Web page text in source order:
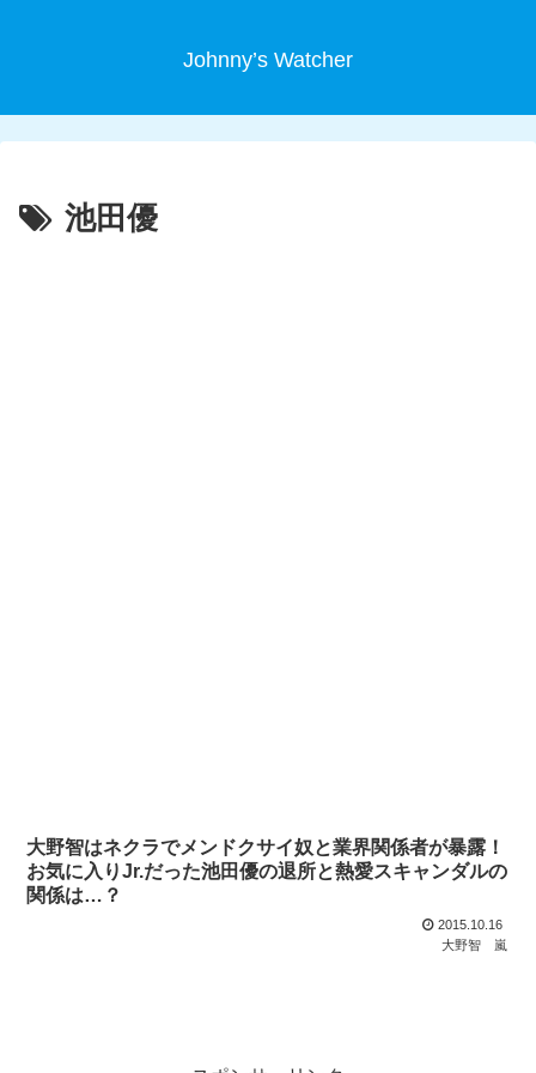
Johnny’s Watcher
池田優
大野智はネクラでメンドクサイ奴と業界関係者が暴露！
お気に入りJr.だった池田優の退所と熱愛スキャンダルの
関係は…？
2015.10.16
大野智
嵐